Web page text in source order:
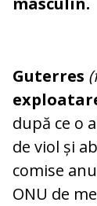
Guterres
după ce o
de viol și
comise
ONU de